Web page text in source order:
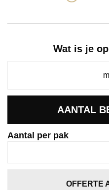
Wat is je
AANTAL
Aantal per pak
OFFERTE